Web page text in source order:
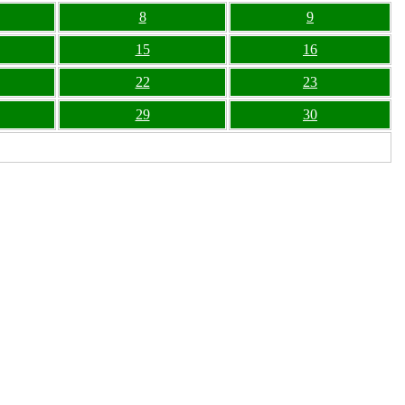
8 9
15 16
22 23
29 30